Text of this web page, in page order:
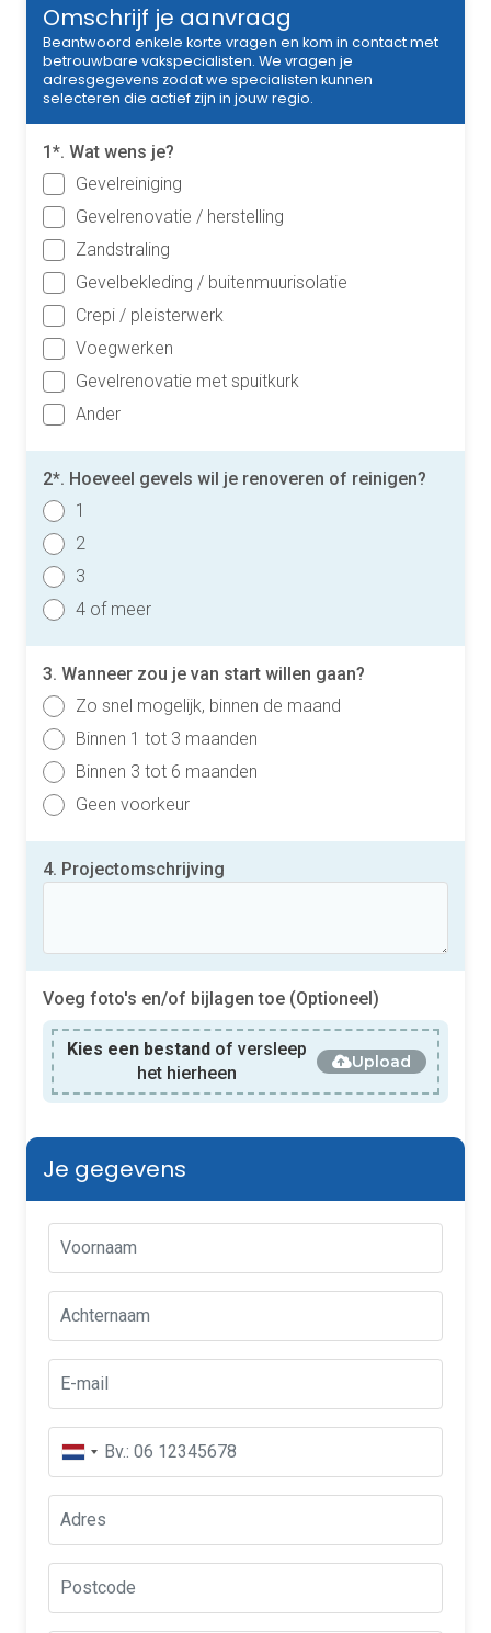
Omschrijf je aanvraag
Beantwoord enkele korte vragen en kom in contact met
betrouwbare vakspecialisten. We vragen je
adresgegevens zodat we specialisten kunnen
selecteren die actief zijn in jouw regio.
1*. Wat wens je?
Gevelreiniging
Gevelrenovatie / herstelling
Zandstraling
Gevelbekleding / buitenmuurisolatie
Crepi / pleisterwerk
Voegwerken
Gevelrenovatie met spuitkurk
Ander
2*. Hoeveel gevels wil je renoveren of reinigen?
1
2
3
4 of meer
3. Wanneer zou je van start willen gaan?
Zo snel mogelijk, binnen de maand
Binnen 1 tot 3 maanden
Binnen 3 tot 6 maanden
Geen voorkeur
4. Projectomschrijving
Voeg foto's en/of bijlagen toe (Optioneel)
Kies een bestand of versleep
het hierheen
Upload
Je gegevens